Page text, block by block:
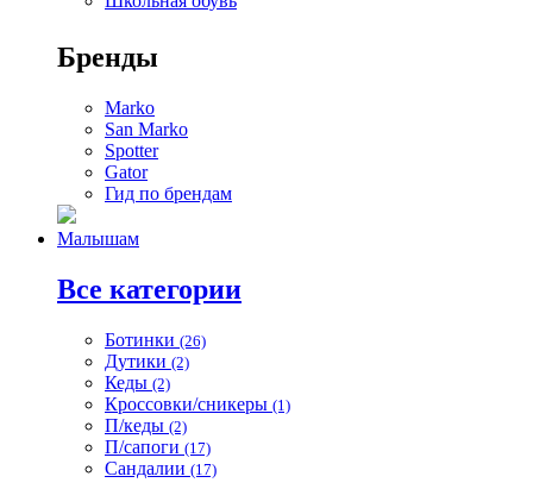
Бренды
Marko
San Marko
Spotter
Gator
Гид по брендам
Малышам
Все категории
Ботинки (26)
Дутики (2)
Кеды (2)
Кроссовки/сникеры (1)
П/кеды (2)
П/сапоги (17)
Сандалии (17)